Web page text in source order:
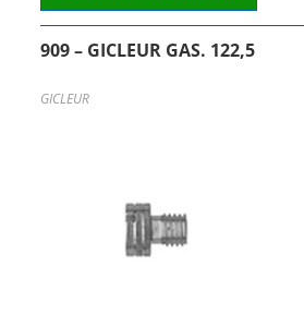
909 – GICLEUR GAS. 122,5
GICLEUR